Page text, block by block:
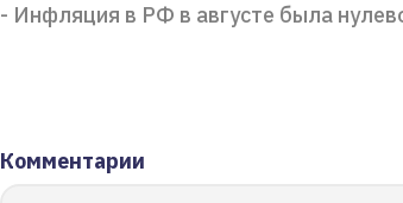
- Инфляция в РФ в августе была
Комментарии